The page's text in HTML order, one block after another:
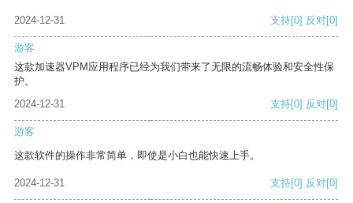
2024-12-31 支持[0] 反对[0]
游客
这款加速器VPM应用程序已经为我们带来了无限的流畅体验和安全性保
护。
2024-12-31
支持[0] 反对[0]
游客
这款软件的操作非常简单，即使是小白也能快速上手。
2024-12-31 支持[0] 反对[0]